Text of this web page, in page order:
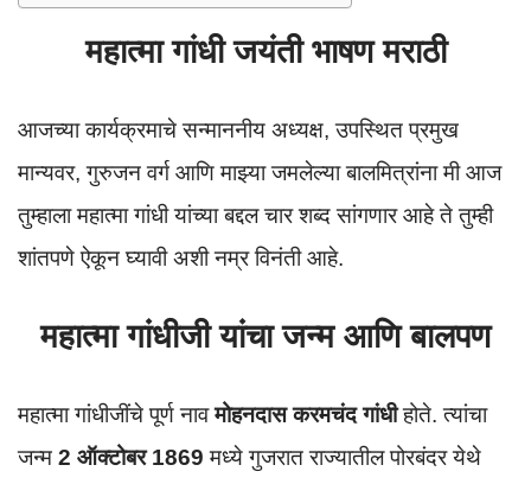
महात्मा गांधी जयंती भाषण मराठी
आजच्या कार्यक्रमाचे सन्माननीय अध्यक्ष, उपस्थित प्रमुख
मान्यवर, गुरुजन वर्ग आणि माझ्या जमलेल्या बालमित्रांना मी आज
तुम्हाला महात्मा गांधी यांच्या बद्दल चार शब्द सांगणार आहे ते तुम्ही
शांतपणे ऐकून घ्यावी अशी नम्र विनंती आहे.
महात्मा गांधीजी यांचा जन्म आणि बालपण
महात्मा गांधीजींचे पूर्ण नावमोहनदास करमचंद गांधीहोते. त्यांचा
जन्म 2 ऑक्टोबर 1869 मध्ये गुजरात राज्यातील पोरबंदर येथे